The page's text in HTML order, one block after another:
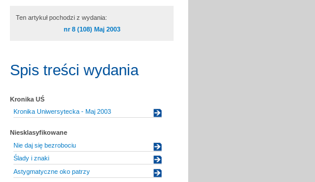
Ten artykuł pochodzi z wydania:
nr 8 (108) Maj 2003
Spis treści wydania
Kronika UŚ
Kronika Uniwersytecka - Maj 2003
Niesklasyfikowane
Nie daj się bezrobociu
Ślady i znaki
Astygmatyczne oko patrzy